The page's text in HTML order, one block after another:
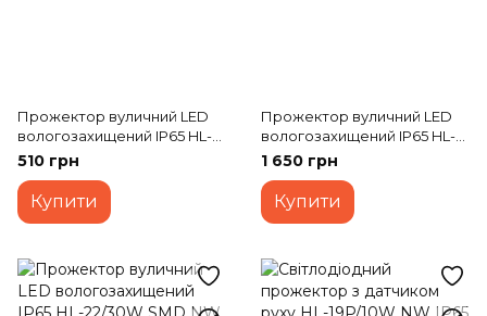
Прожектор вуличний LED
вологозахищений IP65 HL-
21/20W SMD NW
510 грн
Купити
Прожектор вуличний LED
вологозахищений IP65 HL-
25/100W SMD CW
1 650 грн
Купити